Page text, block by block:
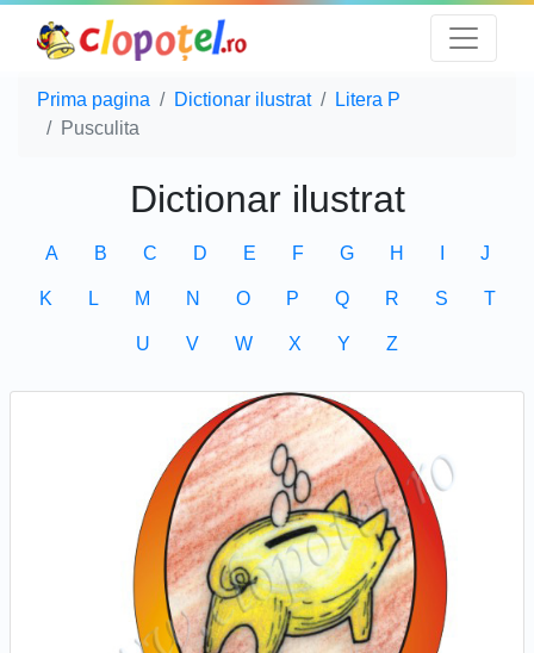
Prima pagina Dictionar ilustrat
Litera P
Pusculita
Dictionar ilustrat
A B C D E F G H J
K L M N O P Q R S T
U V W X Y Z